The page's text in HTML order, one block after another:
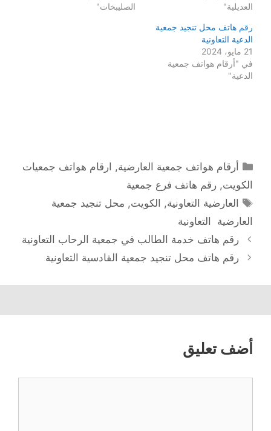
العديلية"
الصليبخات"
رقم هاتف محل تنجيد جمعية
الدعية التعاونية
21 مايو، 2024
في "أرقام هواتف جمعية
الدعية"
التصنيفات
أرقام هواتف جمعية العارضية, ارقام هواتف جمعيات
الكويت, رقم هاتف فرع جمعية
الوسوم
العارضية التعاونية, الكويت, محل تنجيد جمعية
العارضية التعاونية
رقم هاتف خدمة الطالب في جمعية الرحاب التعاونية
رقم هاتف محل تنجيد جمعية القادسية التعاونية
أضف تعليق